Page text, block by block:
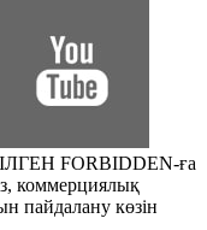
FORBIDDEN-ға
коммерциялық
пайдалану көзін